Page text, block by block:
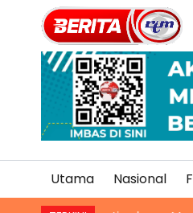
Utama Nasional